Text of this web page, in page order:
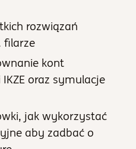
rozwiązań
filarze
kont
oraz symulacje
jak wykorzystać
aby zadbać o